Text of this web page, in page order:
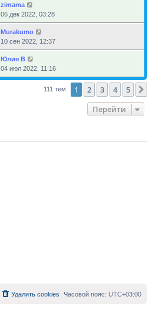
zimama
06 дек 2022, 03:28
Murakumo
10 сен 2022, 12:37
Юлия В
04 июл 2022, 11:16
111 тем 1 2 3 4 5
Перейти
Часовой пояс: UTC+03:00
Удалить cookies